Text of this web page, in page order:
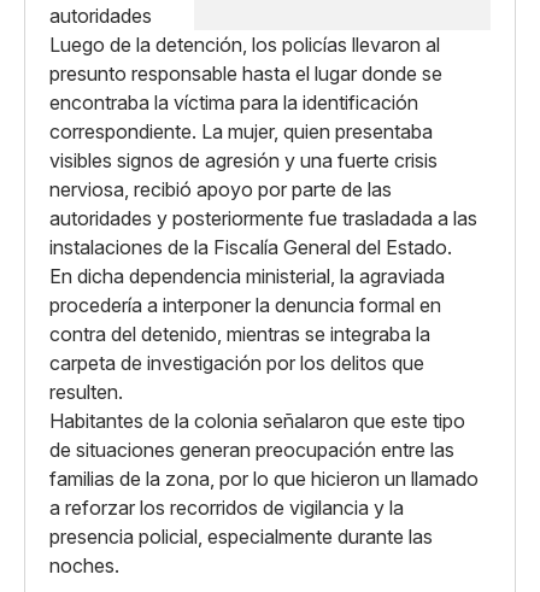
Luego de la detención, los policías llevaron al
presunto responsable hasta el lugar donde se
encontraba la víctima para la identificación
correspondiente. La mujer, quien presentaba
visibles signos de agresión y una fuerte crisis
nerviosa, recibió apoyo por parte de las
autoridades y posteriormente fue trasladada a las
instalaciones de la Fiscalía General del Estado.
En dicha dependencia ministerial, la agraviada
procedería a interponer la denuncia formal en
contra del detenido, mientras se integraba la
carpeta de investigación por los delitos que
resulten.
Habitantes de la colonia señalaron que este tipo
de situaciones generan preocupación entre las
familias de la zona, por lo que hicieron un llamado
a reforzar los recorridos de vigilancia y la
presencia policial, especialmente durante las
noches.